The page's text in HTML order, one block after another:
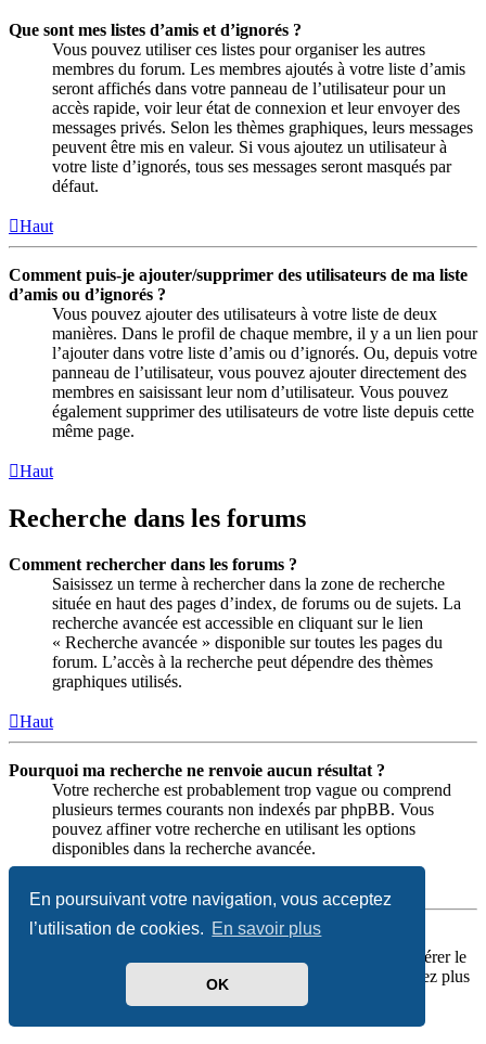
En poursuivant votre navigation, vous acceptez
l’utilisation de cookies. En savoir plus
OK
Que sont mes listes d’amis et d’ignorés ?
Vous pouvez utiliser ces listes pour organiser les autres
membres du forum. Les membres ajoutés à votre liste d’amis
seront affichés dans votre panneau de l’utilisateur pour un
accès rapide, voir leur état de connexion et leur envoyer des
messages privés. Selon les thèmes graphiques, leurs messages
peuvent être mis en valeur. Si vous ajoutez un utilisateur à
votre liste d’ignorés, tous ses messages seront masqués par
défaut.
Haut
Comment puis-je ajouter/supprimer des utilisateurs de ma liste
d’amis ou d’ignorés ?
Vous pouvez ajouter des utilisateurs à votre liste de deux
manières. Dans le profil de chaque membre, il y a un lien pour
l’ajouter dans votre liste d’amis ou d’ignorés. Ou, depuis votre
panneau de l’utilisateur, vous pouvez ajouter directement des
membres en saisissant leur nom d’utilisateur. Vous pouvez
également supprimer des utilisateurs de votre liste depuis cette
même page.
Haut
Recherche dans les forums
Comment rechercher dans les forums ?
Saisissez un terme à rechercher dans la zone de recherche
située en haut des pages d’index, de forums ou de sujets. La
recherche avancée est accessible en cliquant sur le lien
« Recherche avancée » disponible sur toutes les pages du
forum. L’accès à la recherche peut dépendre des thèmes
graphiques utilisés.
Haut
Pourquoi ma recherche ne renvoie aucun résultat ?
Votre recherche est probablement trop vague ou comprend
plusieurs termes courants non indexés par phpBB. Vous
pouvez affiner votre recherche en utilisant les options
disponibles dans la recherche avancée.
Haut
Pourquoi ma recherche renvoie une page blanche ?!
Votre recherche renvoie plus de résultats que ne peut gérer le
serveur Web. Utilisez la « Recherche avancée » et soyez plus
précis dans le choix des termes utilisés et des forums